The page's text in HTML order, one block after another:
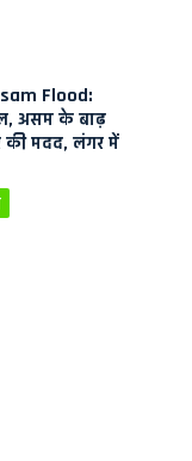
Flood:
असम के बाढ़
की मदद, लंगर में